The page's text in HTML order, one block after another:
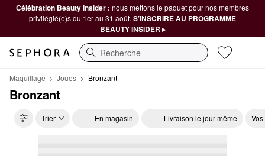
Célébration Beauty Insider : nous mettons le paquet pour nos membres
privilégié(e)s du 1er au 31 août. S’INSCRIRE AU PROGRAMME
BEAUTY INSIDER ▸
Recherche
Maquillage Joues Bronzant
Bronzant
Trier En magasin Livraison le jour même